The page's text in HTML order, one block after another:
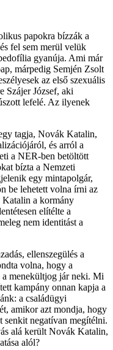
papokra bízzák a
fel sem merül velük
gyanúja. Ami már
márpedig Semjén Zsolt
az első szexuális
Szájer József, aki
lefelé. Az ilyenek
tagja, Novák Katalin,
és arról a
a NER-ben betöltött
bízta a Nemzeti
egy mintapolgár,
be lehetett volna írni az
Katalin a kormány
elítélte a
nem identitást a
ellenszegülés a
volna, hogy a
a menekültjog jár neki. Mi
kampány onnan kapja a
a családügyi
amikor azt mondja, hogy
senkit negatívan megítélni.
alá került Novák Katalin,
alól?